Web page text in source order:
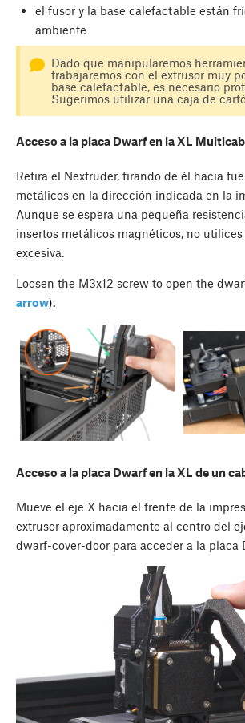
el fusor y la base calefactable están
ambiente
Dado que manipularemos
trabajaremos con el extrusor muy
base calefactable, es necesario
Sugerimos utilizar una caja de
Acceso a la placa Dwarf en la XL
Retira el Nextruder, tirando de él hacia
metálicos en la dirección indicada en la
Aunque se espera una pequeña
insertos metálicos magnéticos, no
excesiva.
Loosen the M3x12 screw to open the
arrow).
Acceso a la placa Dwarf en la XL de un
Mueve el eje X hacia el frente de la
extrusor aproximadamente al centro del
dwarf-cover-door para acceder a la placa